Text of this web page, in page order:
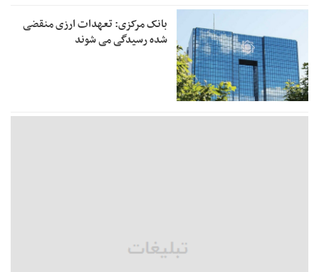
بانک مرکزی: تعهدات ارزی منقضی
شده رسیدگی می شوند